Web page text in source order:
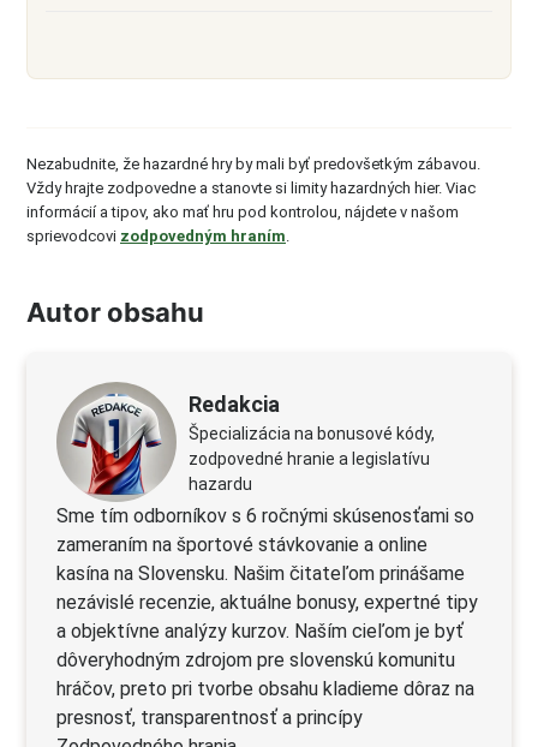
Nezabudnite, že hazardné hry by mali byť predovšetkým zábavou.
Vždy hrajte zodpovedne a stanovte si limity hazardných hier. Viac
informácií a tipov, ako mať hru pod kontrolou, nájdete v našom
sprievodcovi zodpovedným hraním.
Autor obsahu
Redakcia
Špecializácia na bonusové kódy,
zodpovedné hranie a legislatívu
hazardu
Sme tím odborníkov s 6 ročnými skúsenosťami so
zameraním na športové stávkovanie a online
kasína na Slovensku. Našim čitateľom prinášame
nezávislé recenzie, aktuálne bonusy, expertné tipy
a objektívne analýzy kurzov. Naším cieľom je byť
dôveryhodným zdrojom pre slovenskú komunitu
hráčov, preto pri tvorbe obsahu kladieme dôraz na
presnosť, transparentnosť a princípy